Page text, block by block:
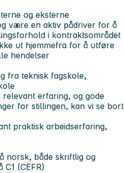
og eksterne
være en aktiv pådriver for å
i kontraktsområdet
ut hjemmefra for å utføre
hendelser
fra teknisk fagskole,
erfaring, og gode
for stillingen, kan vi se bort
praktisk arbeidserfaring,
norsk, både skriftlig og
C1 (CEFR)